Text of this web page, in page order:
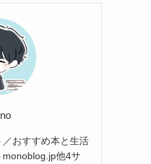
おすすめ本と生活
monoblog.jp他4サ